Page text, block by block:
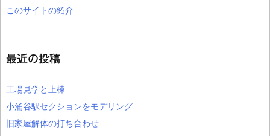
このサイトの紹介
最近の投稿
工場見学と上棟
小涌谷駅セクションをモデリング
旧家屋解体の打ち合わせ